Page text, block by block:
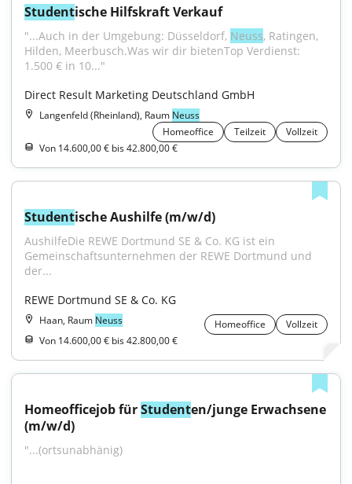
Studentische Hilfskraft Verkauf
"...Auch in der Umgebung: Düsseldorf, Neuss, Ratingen,
Hilden, Meerbusch.Was wir dir bietenTop Verdienst:
1.500 € in 10..."
Direct Result Marketing Deutschland GmbH
Langenfeld (Rheinland), Raum Neuss
Homeoffice
Teilzeit
Vollzeit
Von 14.600,00 € bis 42.800,00 €
Studentische Aushilfe (m/w/d)
AushilfeDie REWE Dortmund SE & Co. KG ist ein
Gemeinschaftsunternehmen der REWE Dortmund und
der...
REWE Dortmund SE & Co. KG
Haan, Raum Neuss Homeoffice
Vollzeit
Von 14.600,00 € bis 42.800,00 €
Homeofficejob für Studenten/junge Erwachsene
(m/w/d)
"...(ortsunabhänig)